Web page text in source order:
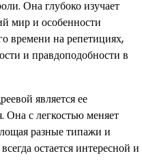
Она глубоко изучает
мир и особенности
времени на репетициях,
и правдоподобности в
является ее
Она с легкостью меняет
разные типажи и
остается интересной и